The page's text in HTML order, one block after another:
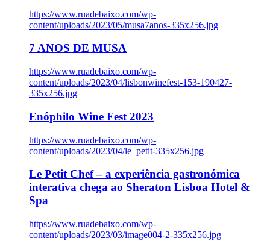
https://www.ruadebaixo.com/wp-
content/uploads/2023/05/musa7anos-335x256.jpg
7 ANOS DE MUSA
https://www.ruadebaixo.com/wp-
content/uploads/2023/04/lisbonwinefest-153-190427-
335x256.jpg
Enóphilo Wine Fest 2023
https://www.ruadebaixo.com/wp-
content/uploads/2023/04/le_petit-335x256.jpg
Le Petit Chef – a experiência gastronómica
interativa chega ao Sheraton Lisboa Hotel &
Spa
https://www.ruadebaixo.com/wp-
content/uploads/2023/03/image004-2-335x256.jpg